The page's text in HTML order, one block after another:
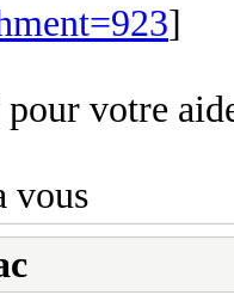
]
votre
vous